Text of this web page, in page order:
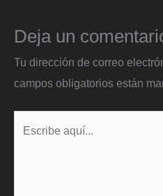
Deja un
Tu dirección de correo
campos obligatorios están